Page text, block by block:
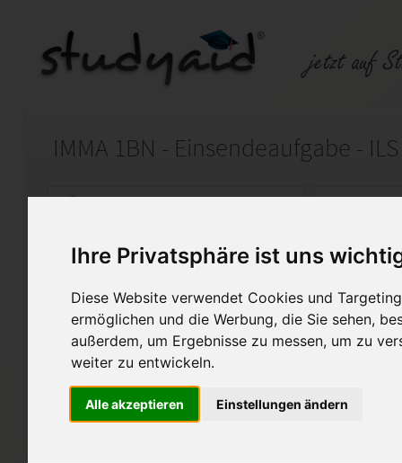
Ihre Privatsphäre ist uns
Diese Website verwendet Cookies und
ermöglichen und die Werbung, die Sie sehen,
außerdem, um Ergebnisse zu messen, um zu
weiter zu entwickeln.
Alle akzeptieren Einstellungen ändern
IMMA 1BN - Einsendeaufgabe - ILS
Auf StudyAid.de verkaufen
Startseite Sonstiges
Volks- und
Ich biete hier meine
Einsendeaufgabe zum
an, die von Fernschulen wie
Hierbei ging es um den